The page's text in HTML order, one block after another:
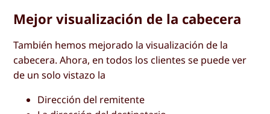
Mejor visualización de la cabecera
También hemos mejorado la visualización de la
cabecera. Ahora, en todos los clientes se puede ver
de un solo vistazo la
Dirección del remitente